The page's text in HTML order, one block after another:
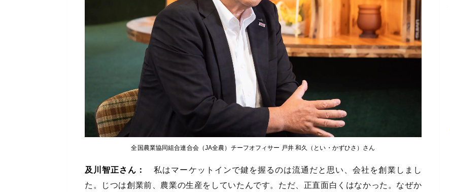
全国農業協同組合連合会（JA全農）チーフオフィサー 戸井 和久（とい・かずひさ）さん
及川智正さん：
私はマーケットインで鍵を握るのは流通だと思い、会社を創業しまし
た。じつは創業前、農業の生産をしていたんです。ただ、正直面白くはなかった。なぜか